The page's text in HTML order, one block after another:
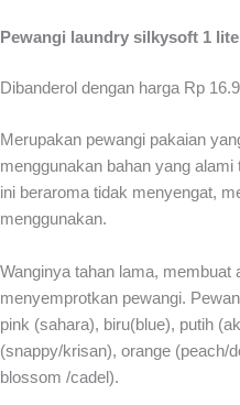
Pewangi laundry silkysoft 1
Dibanderol dengan harga Rp
Merupakan pewangi pakaian
menggunakan bahan yang
ini beraroma tidak menyengat,
menggunakan.
Wanginya tahan lama, membuat
menyemprotkan pewangi.
pink (sahara), biru(blue), putih
(snappy/krisan), orange (peach/
blossom /cadel).